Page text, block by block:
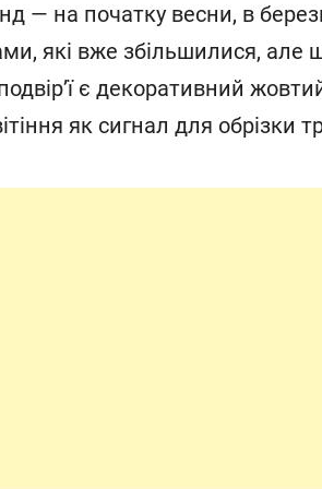
— на початку весни, в
які вже збільшилися, але
є декоративний
як сигнал для обрізки